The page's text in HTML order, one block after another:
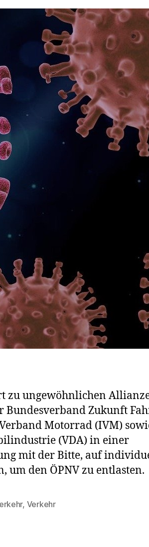
zu ungewöhnlichen
Bundesverband Zukunft
Motorrad (IVM)
(VDA) in einer
mit der Bitte, auf
um den ÖPNV zu entlasten.
, Verkehr